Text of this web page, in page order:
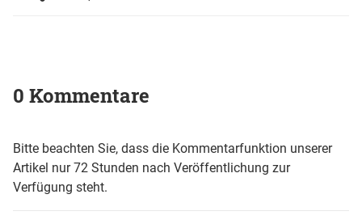
0 Kommentare
Bitte beachten Sie, dass die Kommentarfunktion unserer
Artikel nur 72 Stunden nach Veröffentlichung zur
Verfügung steht.